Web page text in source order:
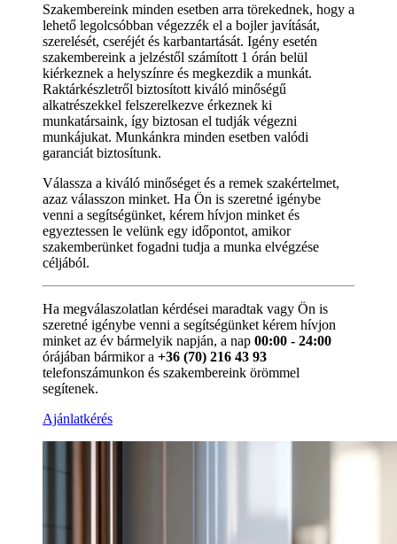
Szakembereink minden esetben arra törekednek, hogy a
lehető legolcsóbban végezzék el a bojler javítását,
szerelését, cseréjét és karbantartását. Igény esetén
szakembereink a jelzéstől számított 1 órán belül
kiérkeznek a helyszínre és megkezdik a munkát.
Raktárkészletről biztosított kiváló minőségű
alkatrészekkel felszerelkezve érkeznek ki
munkatársaink, így biztosan el tudják végezni
munkájukat. Munkánkra minden esetben valódi
garanciát biztosítunk.
Válassza a kiváló minőséget és a remek szakértelmet,
azaz válasszon minket. Ha Ön is szeretné igénybe
venni a segítségünket, kérem hívjon minket és
egyeztessen le velünk egy időpontot, amikor
szakemberünket fogadni tudja a munka elvégzése
céljából.
Ha megválaszolatlan kérdései maradtak vagy Ön is
szeretné igénybe venni a segítségünket kérem hívjon
minket az év bármelyik napján, a nap 00:00 - 24:00
órájában bármikor a +36 (70) 216 43 93
telefonszámunkon és szakembereink örömmel
segítenek.
Ajánlatkérés